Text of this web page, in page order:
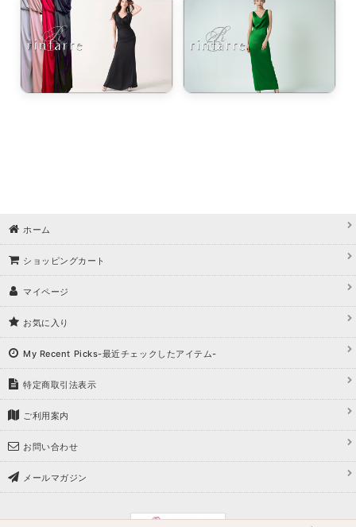
ホーム
ショッピングカート
マイページ
お気に入り
My Recent Picks-最近チェックしたアイテム-
特定商取引法表示
ご利用案内
お問い合わせ
メールマガジン